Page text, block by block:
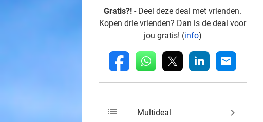
Gratis?! - Deel deze deal met vrienden.
Kopen drie vrienden? Dan is de deal voor
jou gratis! (info)
fb whatsapp linkedin mail
list Multideal keyboard_arrow_right